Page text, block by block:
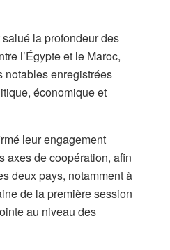
la profondeur des
l’Égypte et le Maroc,
notables enregistrées
économique et
leur engagement
axes de coopération, afin
deux pays, notamment à
de la première session
au niveau des